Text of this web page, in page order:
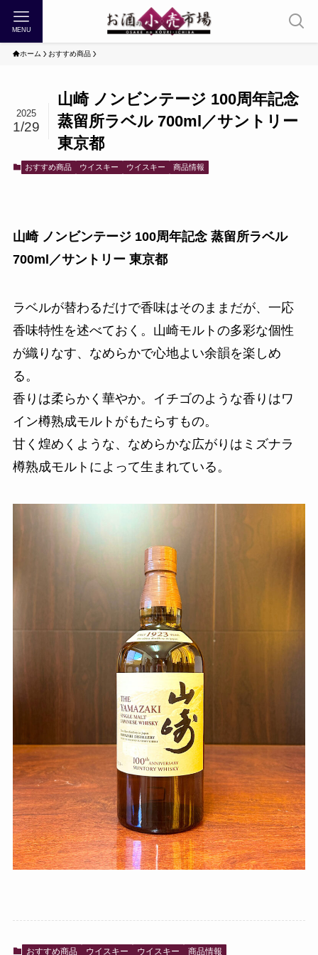
MENU
ホーム おすすめ商品
山崎 ノンビンテージ 100周年記念
蒸留所ラベル 700ml／サントリー
東京都
2025
1/29
おすすめ商品 ウイスキー ウイスキー 商品情報
山崎 ノンビンテージ 100周年記念 蒸留所ラベル
700ml／サントリー 東京都
ラベルが替わるだけで香味はそのままだが、一応
香味特性を述べておく。山崎モルトの多彩な個性
が織りなす、なめらかで心地よい余韻を楽しめ
る。
香りは柔らかく華やか。イチゴのような香りはワ
イン樽熟成モルトがもたらすもの。
甘く煌めくような、なめらかな広がりはミズナラ
樽熟成モルトによって生まれている。
おすすめ商品 ウイスキー ウイスキー 商品情報